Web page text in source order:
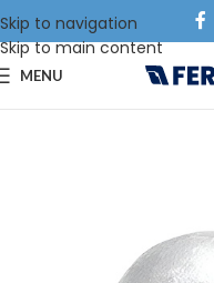
Skip to navigation
Skip to main content
MENU